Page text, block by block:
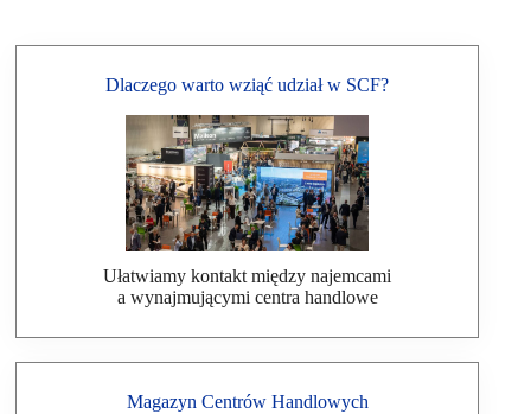
Dlaczego warto wziąć udział w SCF?
Ułatwiamy kontakt między najemcami
a wynajmującymi centra handlowe
Magazyn Centrów Handlowych